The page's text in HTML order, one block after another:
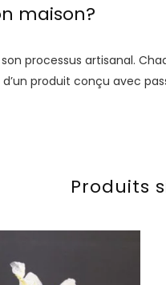
maison?
processus artisanal.
produit conçu avec
Produits